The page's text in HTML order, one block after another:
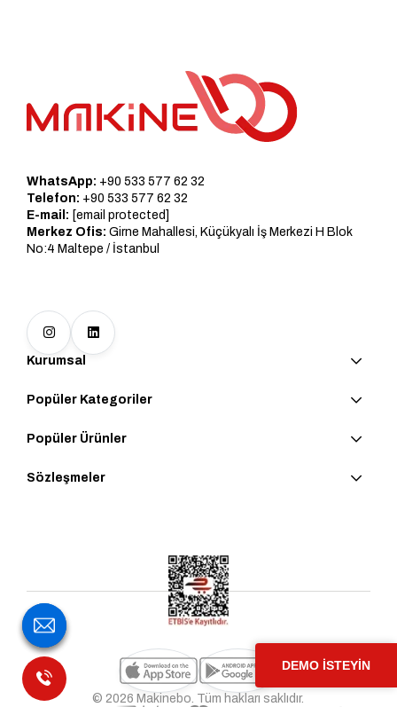
WhatsApp: +90 533 577 62 32
Telefon: +90 533 577 62 32
E-mail: [email protected]
Merkez Ofis: Girne Mahallesi, Küçükyalı İş Merkezi H Blok
No:4 Maltepe / İstanbul
Kurumsal
Popüler Kategoriler
Popüler Ürünler
Sözleşmeler
© 2026 Makinebo. Tüm hakları saklıdır.
DEMO İSTEYİN